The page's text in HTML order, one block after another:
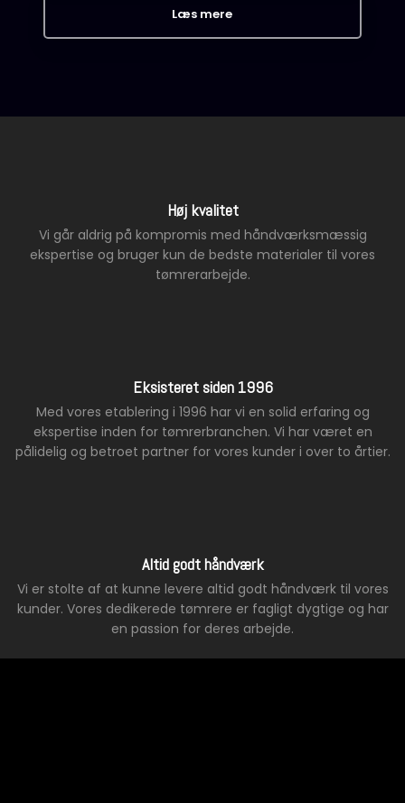
Læs mere​
Høj kvalitet
Vi går aldrig på kompromis med håndværksmæssig
ekspertise og bruger kun de bedste materialer til vores
tømrerarbejde.
Eksisteret siden 1996
Med vores etablering i 1996 har vi en solid erfaring og
ekspertise inden for tømrerbranchen. Vi har været en
pålidelig og betroet partner for vores kunder i over to årtier.
Altid godt håndværk
Vi er stolte af at kunne levere altid godt håndværk til vores
kunder. Vores dedikerede tømrere er fagligt dygtige og har
en passion for deres arbejde.